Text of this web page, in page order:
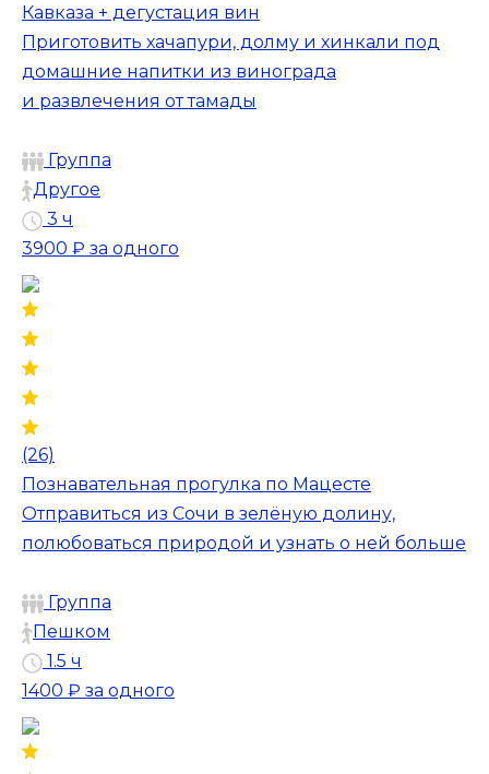
Кавказа + дегустация вин
Приготовить хачапури, долму и хинкали под
домашние напитки из винограда
и развлечения от тамады
Группа
Другое
3 ч
3900 ₽ за одного
(26)
Познавательная прогулка по Мацесте
Отправиться из Сочи в зелёную долину,
полюбоваться природой и узнать о ней больше
Группа
Пешком
1.5 ч
1400 ₽ за одного